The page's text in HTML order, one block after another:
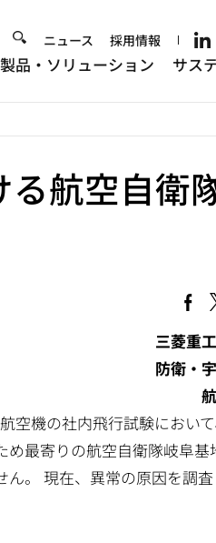
Header
ニュース 採用情報
製品・ソリューション サス
航空自衛
三菱重
防衛・
空機の社内飛行試験におい
最寄りの航空自衛隊岐阜基
。 現在、異常の原因を調査